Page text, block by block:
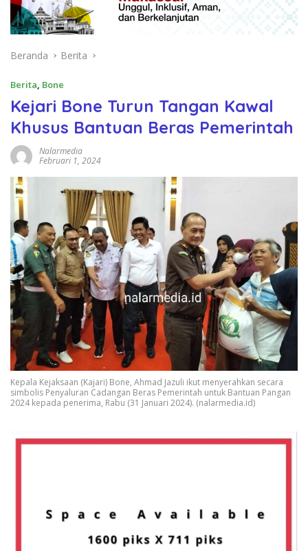
Beranda Berita
Berita, Bone
Kejari Bone Turun Tangan Kawal
Khusus Bantuan Beras Pemerintah
Nalarmedia
Februari 1, 2024
Kepala Kejaksaan (Kajari) Bone, Ahmad Jazuli ikut menyerahkan secara
simbolis Penyaluran Cadangan Beras Pemerintah untuk Bantuan Pangan
2024 kepada penerima, Rabu (31 Januari 2024). (nalarmedia.id)